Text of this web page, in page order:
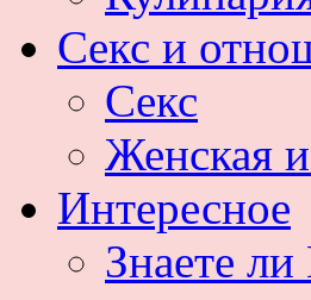
Секс и
Секс
Женская
Интересное
Знаете